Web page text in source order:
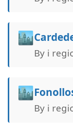
🏙️
By i
🏙️
By i